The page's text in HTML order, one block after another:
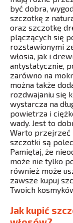
być dobra,
szczotkę z
oraz szczotkę
plączących się
rozstawionymi
włosia, jak i
antystatycznie,
zarówno na
można także
rozdwajaniu się
wystarcza na
powietrza i
wady. Jest to
Warto przejrzeć
szczotki są
Pamiętaj, że
może nie tylko
również może
zawsze kupuj
Twoich
Jak kupić